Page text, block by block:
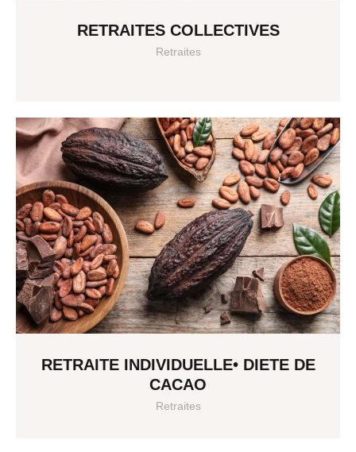
RETRAITES COLLECTIVES
Retraites
RETRAITE INDIVIDUELLE• DIETE DE
CACAO
Retraites